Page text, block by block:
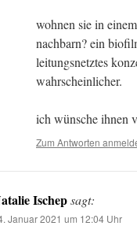
wohnen sie in
nachbarn? ein
leitungsnetztes
wahrscheinlicher.
ich wünsche ihnen
Zum Antworten
Ischepsagt:
Januar 2021 um 12:04 Uhr